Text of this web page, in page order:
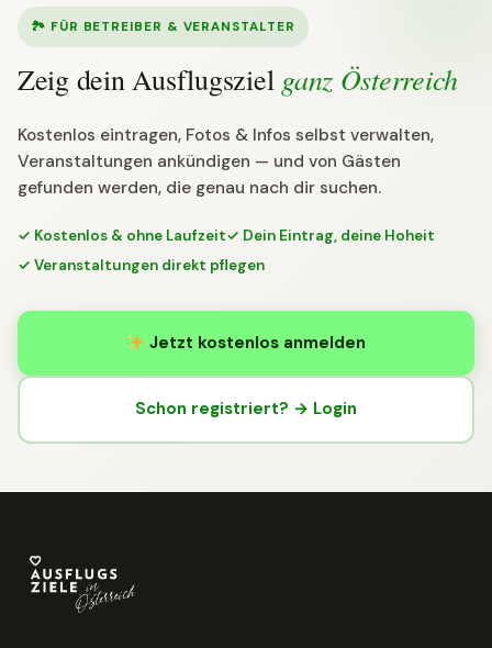
🏞 FÜR BETREIBER & VERANSTALTER
Zeig dein Ausflugsziel ganz Österreich
Kostenlos eintragen, Fotos & Infos selbst verwalten,
Veranstaltungen ankündigen — und von Gästen
gefunden werden, die genau nach dir suchen.
✓ Kostenlos & ohne Laufzeit✓ Dein Eintrag, deine Hoheit
✓ Veranstaltungen direkt pflegen
Jetzt kostenlos anmelden
Schon registriert? → Login